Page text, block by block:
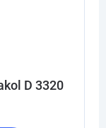
D 3320